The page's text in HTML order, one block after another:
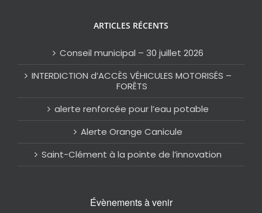
ARTICLES RÉCENTS
Conseil municipal – 30 juillet 2026
INTERDICTION d’ACCÈS VÉHICULES MOTORISÉS –
FORÊTS
alerte renforcée pour l’eau potable
Alerte Orange Canicule
Saint-Clément à la pointe de l’innovation
Évènements à venir